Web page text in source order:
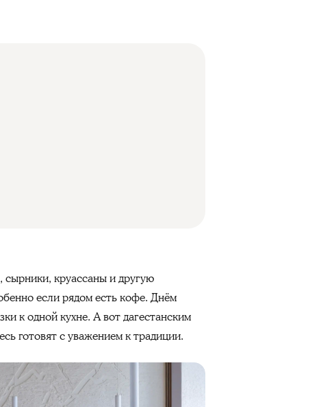
сырники, круассаны и другую
если рядом есть кофе. Днём
к одной кухне. А вот дагестанским
готовят с уважением к традиции.